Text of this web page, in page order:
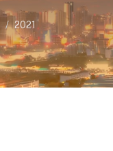
2021